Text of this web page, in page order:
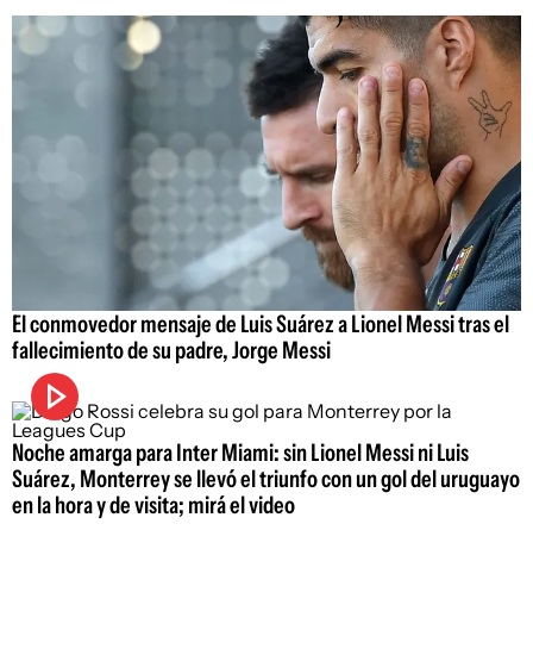
El conmovedor mensaje de Luis Suárez a Lionel Messi tras el
fallecimiento de su padre, Jorge Messi
Noche amarga para Inter Miami: sin Lionel Messi ni Luis
Suárez, Monterrey se llevó el triunfo con un gol del uruguayo
en la hora y de visita; mirá el video